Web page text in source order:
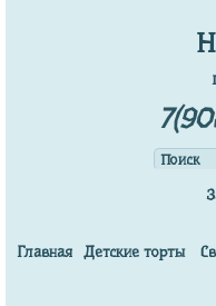
Главная Детские торты